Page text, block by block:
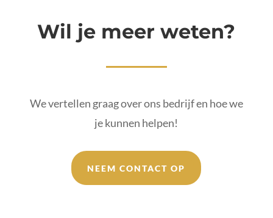
Wil je meer weten?
We vertellen graag over ons bedrijf en hoe we
je kunnen helpen!
NEEM CONTACT OP